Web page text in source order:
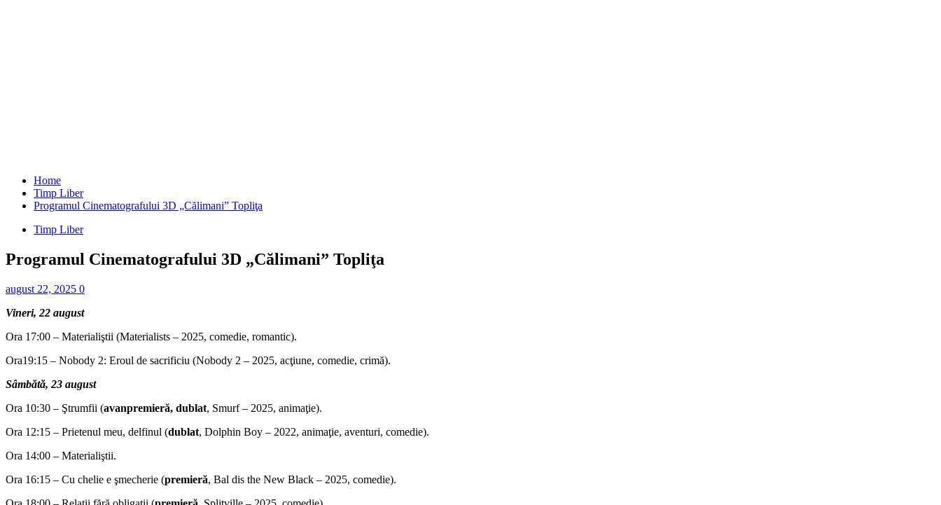
Home
Timp Liber
Programul Cinematografului 3D „Călimani” Topliţa
Timp Liber
Programul Cinematografului 3D „Călimani” Topliţa
august 22, 2025 0
Vineri, 22 august
Ora 17:00 – Materialiştii (Materialists – 2025, comedie, romantic).
Ora19:15 – Nobody 2: Eroul de sacrificiu (Nobody 2 – 2025, acţiune, comedie, crimă).
Sâmbătă, 23 august
Ora 10:30 – Ştrumfii (avanpremieră, dublat, Smurf – 2025, animaţie).
Ora 12:15 – Prietenul meu, delfinul (dublat, Dolphin Boy – 2022, animaţie, aventuri, comedie).
Ora 14:00 – Materialiştii.
Ora 16:15 – Cu chelie e şmecherie (premieră, Bal dis the New Black – 2025, comedie).